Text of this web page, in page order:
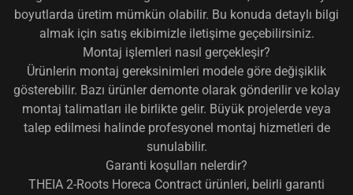
boyutlarda üretim mümkün olabilir. Bu konuda detaylı bilgi
almak için satış ekibimizle iletişime geçebilirsiniz.
Montaj işlemleri nasıl gerçekleşir?
Ürünlerin montaj gereksinimleri modele göre değişiklik
gösterebilir. Bazı ürünler demonte olarak gönderilir ve kolay
montaj talimatları ile birlikte gelir. Büyük projelerde veya
talep edilmesi halinde profesyonel montaj hizmetleri de
sunulabilir.
Garanti koşulları nelerdir?
THEIA 2-Roots Horeca Contract ürünleri, belirli garanti